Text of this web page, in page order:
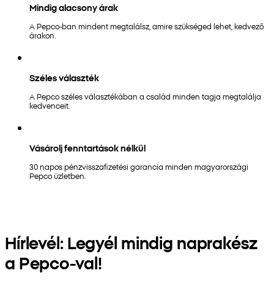
Mindig alacsony árak
A Pepco-ban mindent megtalálsz, amire szükséged lehet, kedvező
árakon.
Széles választék
A Pepco széles választékában a család minden tagja megtalálja
kedvenceit.
Vásárolj fenntartások nélkül
30 napos pénzvisszafizetési garancia minden magyarországi
Pepco üzletben.
Hírlevél: Legyél mindig naprakész
a Pepco-val!